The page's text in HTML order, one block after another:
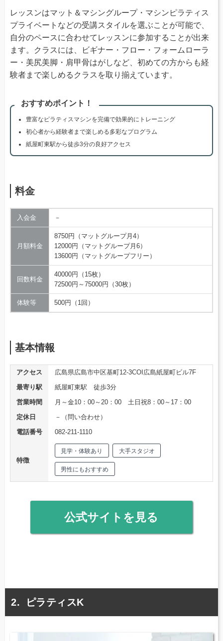
レッスンはマット＆マシングループ・マシンピラティス
プライベートなどの受講スタイルを選ぶことが可能で、
自分のペースに合わせてレッスンに参加することが出来
ます。クラスには、ビギナー・フロー・フォームローラ
ー・美尻美脚・肩甲骨はがしなど、初めての方からも経
験者まで楽しめるクラスを取り揃えています。
おすすめポイント！
豊富なピラティスマシンを完備で効果的にトレーニング
初心者から経験者まで楽しめる多彩なプログラム
紙屋町東駅から徒歩3分の良好アクセス
料金
入会金 －
月額料金
8750円（マットグループ月4）
12000円（マットグループ月6）
13600円（マットグループフリー）
回数料金
40000円（15枚）
72500円～75000円（30枚）
体験等 500円（1回）
基本情報
アクセス
広島県広島市中区基町12-3COI広島紙屋町ビル7F
最寄り駅
紙屋町東駅 徒歩3分
営業時間
月～金10：00～20：00 土日祝8：00～17：00
定休日
－（問い合わせ）
電話番号
082-211-1110
特徴
見学・体験あり 大手スタジオ
男性にもおすすめ
公式サイトを見る
ピラティスK